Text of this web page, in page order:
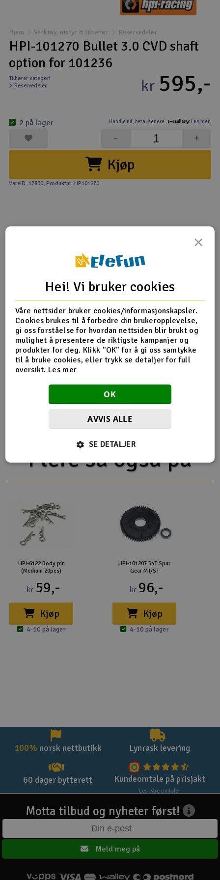
Droner
Droner for FPV
Fly
Helikopter
Kamerautstyr
Modellbygging, LEGO & byggesett
Modelljernbane
Radioutstyr
Raketter
Smarthjem, lek & hobby
Solenergi
Sparkesykler & elkjøretøy
Verktøy, utstyr & tilbehør
Hjem Verktøy, utstyr & tilbehør Reservedeler
HPI-101270 Bullet 3.0 CVD shaft
option for 101236
Tilhører kategori
Reservedeler
Handle nå, betal senere. Les mer
kr 595,-
Kjøp
+
-
2 på lager
VareID: 17830, Produktnr: HP101270
Produktinformasjon
HPI-101270 Bullet 3.0 CVD shaft set
Flere detaljer
Produktet er
forbundet med
HPI Bullet MT 3.0 RTR WP 2.4G
HPI Bullet ST 3.0 RTR WP 2.4G
Flere så også på
HPI-6122 Body pin
(Medium 20pcs)
kr 59,-
Kjøp
4-10 på lager
HPI-101207 54T Spur
Gear MT/ST
kr 96,-
Kjøp
4-10 på lager
100% norsk nettbutikk Lynrask levering
60 dager bytterett Kundeomtale på prisjakt
Les våre omtaler
Motta tilbud og nyheter først!
Meld meg på
×
Hei! Vi bruker cookies
Våre nettsider bruker cookies/informasjonskapsler.
Cookies brukes til å forbedre din brukeropplevelse,
gi oss forståelse for hvordan nettsiden blir brukt og
mulighet å presentere de riktigste kampanjer og
produkter for deg. Klikk "OK" for å gi oss samtykke
til å bruke cookies, eller trykk se detaljer for full
oversikt. Les mer
OK
AVVIS ALLE
SE DETALJER